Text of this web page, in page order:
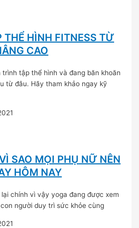
THỂ HÌNH FITNESS TỪ
CAO
trình tập thể hình và đang băn khoăn
từ đâu. Hãy tham khảo ngay kỹ
SAO MỌI PHỤ NỮ NÊN
HÔM NAY
chính vì vậy yoga đang được xem
người duy trì sức khỏe cùng